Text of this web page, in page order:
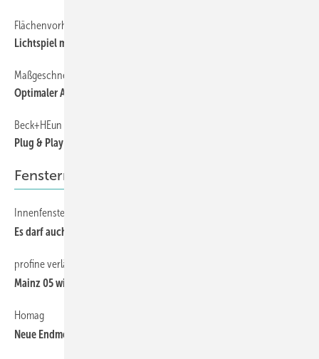
Flächenvorhang-System Wave von Silent Gliss
Lichtspiel mit Gestaltungsfreiheit
Maßgeschneiderte Lösungen von Joma
Optimaler Anschluss
Beck+HEun optimiert Lüftungssystem
Plug & Play
Fensternews
Innenfensterbänke
Es darf auch etwas teurer sein
profine verlängert Sponsoring
Mainz 05 wirbt für Fenstersystem
Homag
Neue Endmontage-Halle in Horb